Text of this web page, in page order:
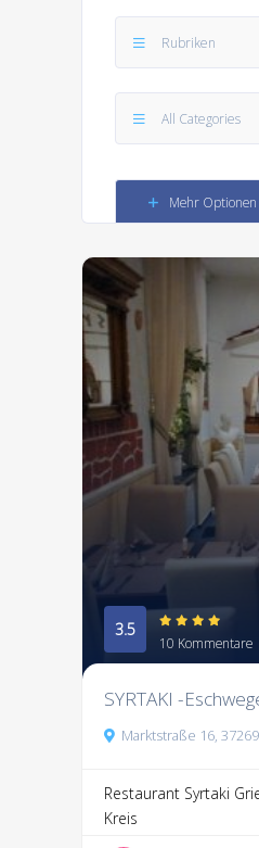
Rubriken
All Categories
Mehr Optionen
3.5
10 Kommentare
SYRTAKI -
Marktstraße 16,
Restaurant Syrtaki
Kreis